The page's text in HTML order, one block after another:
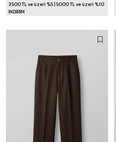
3500 TL ve üzeri %5 | 5000 TL ve üzeri %10
İNDİRİM